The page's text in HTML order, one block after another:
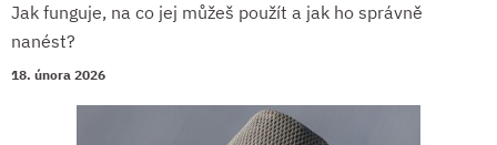
Jak funguje, na co jej můžeš použít a jak ho správně
nanést?
18. února 2026